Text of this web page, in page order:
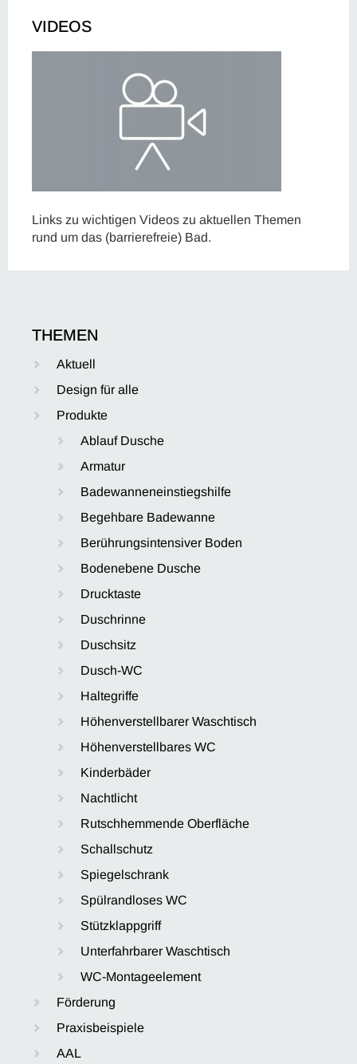
VIDEOS
Links zu wichtigen Videos zu aktuellen Themen
rund um das (barrierefreie) Bad.
THEMEN
Aktuell
Design für alle
Produkte
Ablauf Dusche
Armatur
Badewanneneinstiegshilfe
Begehbare Badewanne
Berührungsintensiver Boden
Bodenebene Dusche
Drucktaste
Duschrinne
Duschsitz
Dusch-WC
Haltegriffe
Höhenverstellbarer Waschtisch
Höhenverstellbares WC
Kinderbäder
Nachtlicht
Rutschhemmende Oberfläche
Schallschutz
Spiegelschrank
Spülrandloses WC
Stützklappgriff
Unterfahrbarer Waschtisch
WC-Montageelement
Förderung
Praxisbeispiele
AAL